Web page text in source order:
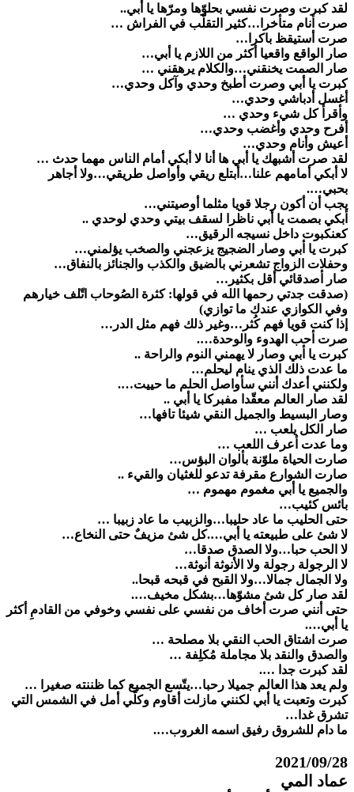
لقد ﻛﺒﺮﺕ وصرت نفسي بحلوّها ومرّها يا أبي..
ﺻﺮﺕ ﺃنام متأخرا…كثير التقلّب في الفراش …
صرت أستيقظ باكرا…
صار الواقع واقعيا أكثر من اللازم يا أبي…
ﺻﺎﺭ الصمت يخنقني…وﺍﻟﻜﻼﻡ ﻳﺮﻫﻘﻨﻲ …
كبرت يا أبي وصرت أطبخ وحدي وآكل وحدي…
أغسل أدباشي وحدي…
وﺃﻗﺮﺃ ﻛﻞ ﺷﻲﺀ ﻭﺣﺪﻱ …
أفرح وحدي وأغضب وحدي…
أعيش وأنام وحدي…
لقد صرت أشبهك يا أبي ها أنا لا أبكي أمام الناس مهما حدث …
لا أبكي أمامهم علنا…أبتلع ريقي وأواصل طريقي…ولا أجاهر
بحبي….
يجب أن أكون رجلا قويا مثلما أوصيتني…
ﺃﺑﻜﻲ ﺑﺼﻤﺖ يا أبي ناظرا لسقف بيتي ﻭﺣﺪﻱ ﻟﻮﺣﺪﻱ ..
كعنكبوت داخل نسيجه الرقيق…
ﻛﺒﺮﺕ ﻳﺎ ﺃبي ﻭﺻﺎﺭ الضجيج يزعجني والصخب يؤلمني…
وحفلات الزواج تشعرني بالضيق والكذب والجنائز بالنفاق…
ﺻﺎﺭ ﺃﺻﺪقائي أقل بكثير…
(صدقت جدتي رحمها الله في قولها: كثرة الصُوحاب اتّلف خيارهم
وفي الكوازي عندك ما توازي)
إذا كنت قويا فهم كُثر…وغير ذلك فهم مثل الدر…
ﺻﺮﺕ ﺃﺣﺐ ﺍﻟﻬﺪﻭﺀ والوحدة….
ﻛﺒﺮﺕ ﻳﺎ ﺃبي ﻭﺻﺎﺭ ﻻ ﻳﻬﻤﻨﻲ النوم والراحة ..
ﻣﺎ ﻋﺪﺕ ذلك الذي ينام ليحلم…
ولكنني أعدك أنني سأواصل الحلم ما حييت….
لقد ﺻﺎﺭ ﺍﻟﻌﺎﻟﻢ ﻣﻌﻘّﺪا مفبركا يا أبي ..
ﻭصار البسيط والجميل النقي شيئا تافها…
ﺻﺎﺭ ﺍﻟﻜﻞ يلعب …
ﻭﻣﺎ ﻋﺪﺕ ﺃﻋﺮﻑ اللعب …
ﺻﺎﺭﺕ ﺍﻟﺤﻴﺎﺓ ﻣﻠﻮّنة بألوان البؤس…
ﺻﺎﺭت الشوارع مقرفة تدعو للغثيان والقيء ..
ﻭالجميع يا أبي مغموم مهموم …
بائس كئيب…
حتى الحليب ما عاد حليبا…والزبيب ما عاد زبيبا …
لا شئ على طبيعته يا أبي….كل شئ مزيفٌ حتى النخاع…
لا الحب حبا…ولا الصدق صدقا…
لا الرجولة رجولة ولا الأنوثة أنوثة…
ولا الجمال جمالا…ولا القبح في قبحه قبحا..
لقد صار كل شئ مشوّها…بشكل مخيف….
حتى أنني صرت أخاف من نفسي على نفسي وخوفي من القادمِ أكثر
يا أبي….
ﺻﺮﺕ ﺍﺷﺘﺎﻕ ﺍﻟﺤﺐ النقي ﺑﻼ ﻣﺼﻠﺤﺔ …
والصدق والنقد بلا ﻣﺠﺎﻣﻠﺔ ﻣُﻜﻠِﻔﺔ …
لقد ﻛﺒﺮﺕ ﺟﺪﺍ ….
ولم ﻳﻌﺪ هذا ﺍﻟﻌﺎﻟﻢ جميلا رحبا…يتّسع الجميع كما ظننته صغيرا …
ﻛﺒﺮﺕ وتعبت يا أبي لكنني مازلت أقاوم وكلّي أمل في الشمس التي
تشرق غدا…
ما دام للشروق رفيق اسمه الغروب….
2021/09/28
عماد المي